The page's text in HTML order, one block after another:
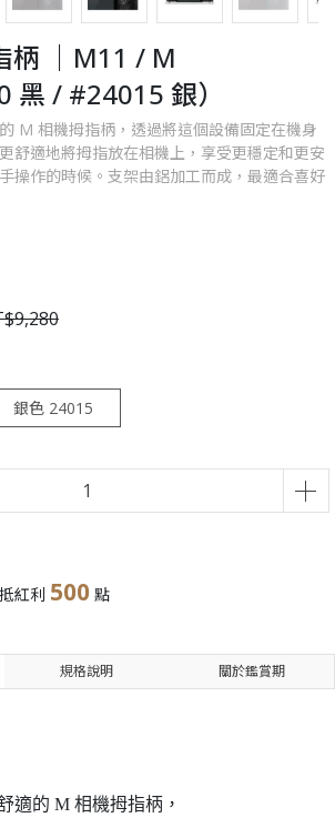
柄 ｜M11 / M
黑 / #24015 銀）
M 相機拇指柄，透過將這個設備固定在機身
舒適地將拇指放在相機上，享受更穩定和更安
操作的時候。支架由鋁加工而成，最適合喜好
銀色 24015
紅利 500 點
規格說明 關於鑑賞期
適的 M 相機拇指柄，